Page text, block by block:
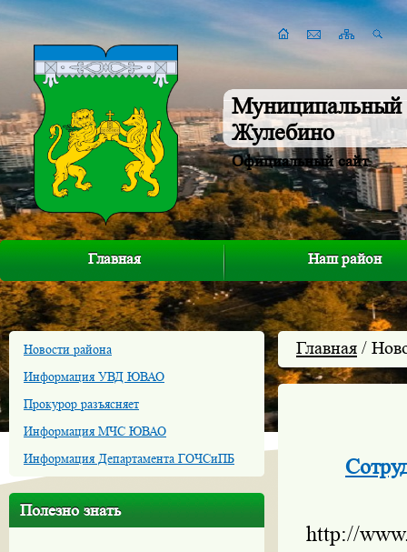
Муниципальный
Жулебино
Официальный сайт
Главная Наш район
Новости района
Информация УВД ЮВАО
Прокурор разъясняет
Информация МЧС ЮВАО
Информация Департамента ГОЧСиПБ
Полезно знать
Главная /
http://